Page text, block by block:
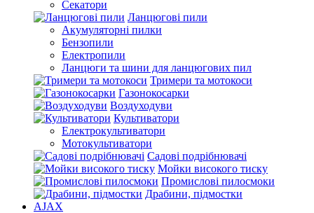
Секатори
Ланцюгові пили
Акумуляторні пилки
Бензопили
Електропили
Ланцюги та шини для ланцюгових пил
Тримери та мотокоси
Газонокосарки
Воздуходуви
Культиватори
Електрокультиватори
Мотокультиватори
Садові подрібнювачі
Мойки високого тиску
Промислові пилосмоки
Драбини, підмостки
AJAX